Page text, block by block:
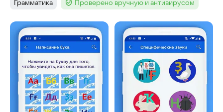
Тег:
Грамматика Тег :Проверено вручную и антивирусом
Скриншоты